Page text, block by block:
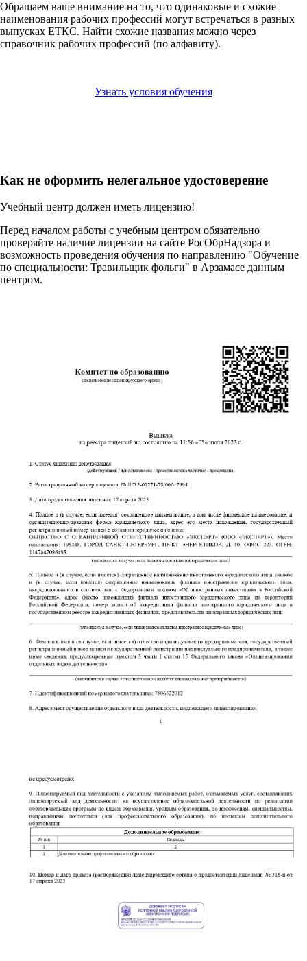
Обращаем ваше внимание на то, что одинаковые и схожие
наименования рабочих профессий могут встречаться в разных
выпусках ЕТКС. Найти схожие названия можно через
справочник рабочих профессий (по алфавиту).
Узнать условия обучения
Как не оформить нелегальное удостоверение
Учебный центр должен иметь лицензию!
Перед началом работы с учебным центром обязательно
проверяйте наличие лицензии на сайте РосОбрНадзора и
возможность проведения обучения по направлению "Обучение
по специальности: Травильщик фольги" в Арзамасе данным
центром.